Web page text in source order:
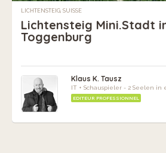
LICHTENSTEIG, SUISSE
Lichtensteig Mini.Stadt
Toggenburg
Klaus K. Tausz
IT + Schauspieler - 2 Seelen in
EDITEUR PROFESSIONNEL